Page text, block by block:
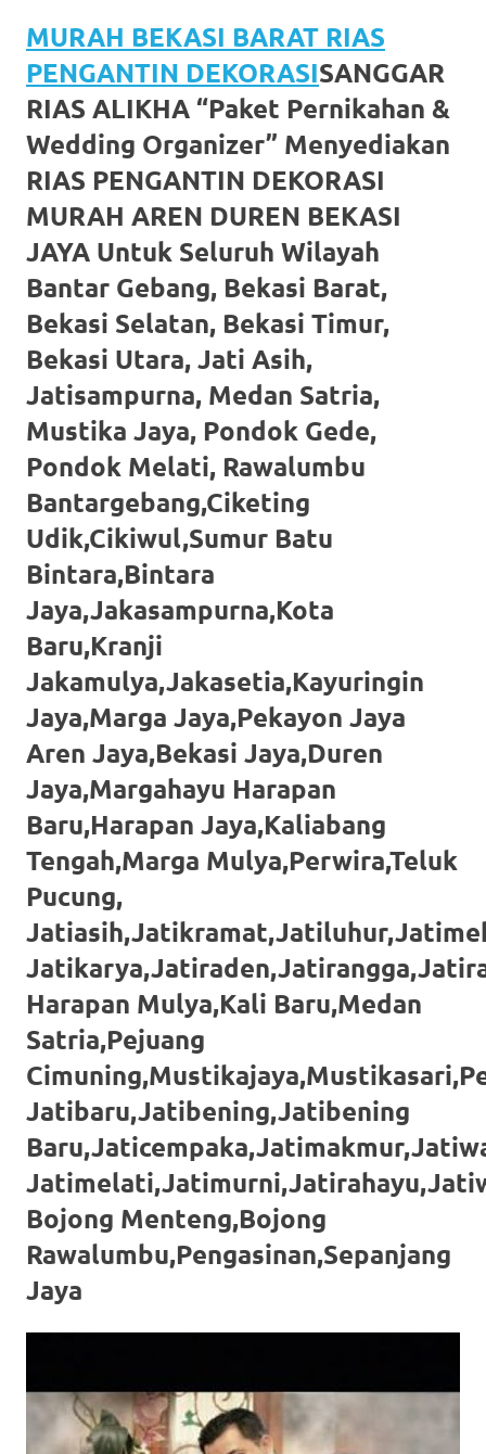
favorite
replica
watches.
24
Hours
Online
replica
rolex.
Discover
More
Here
loanswatches.com.
Wiht
80%
Discount
replica
watches.
click
fake
watches.
Get
the
facts
https://www.stockswatches.com
anchor
https://
check
this
link
right
here
now
visit
MURAH BEKASI BARAT RIAS
PENGANTIN DEKORASISANGGAR
RIAS ALIKHA “Paket Pernikahan &
Wedding Organizer” Menyediakan
RIAS PENGANTIN DEKORASI
MURAH AREN DUREN BEKASI
JAYA Untuk Seluruh Wilayah
Bantar Gebang, Bekasi Barat,
Bekasi Selatan, Bekasi Timur,
Bekasi Utara, Jati Asih,
Jatisampurna, Medan Satria,
Mustika Jaya, Pondok Gede,
Pondok Melati, Rawalumbu
Bantargebang,Ciketing
Udik,Cikiwul,Sumur Batu
Bintara,Bintara
Jaya,Jakasampurna,Kota
Baru,Kranji
Jakamulya,Jakasetia,Kayuringin
Jaya,Marga Jaya,Pekayon Jaya
Aren Jaya,Bekasi Jaya,Duren
Jaya,Margahayu Harapan
Baru,Harapan Jaya,Kaliabang
Tengah,Marga Mulya,Perwira,Teluk
Pucung,
Harapan Mulya,Kali Baru,Medan
Satria,Pejuang
Jatibaru,Jatibening,Jatibening
Bojong Menteng,Bojong
Rawalumbu,Pengasinan,Sepanjang
Jaya